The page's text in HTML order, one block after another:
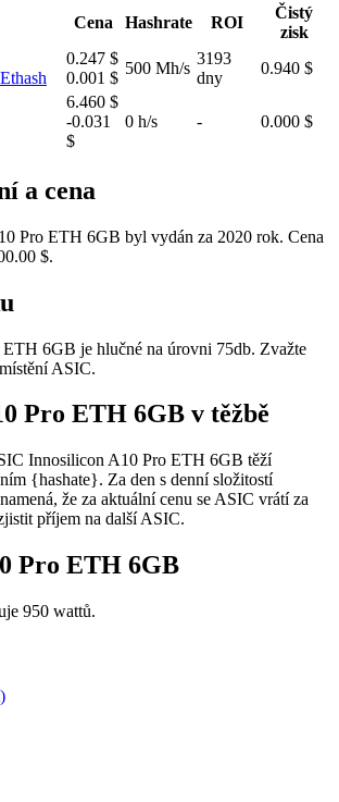
Cena Hashrate ROI
Čistý
zisk
Ethash
0.247 $
0.001 $
500 Mh/s
3193
dny
0.940 $
6.460 $
-0.031
$
0 h/s - 0.000 $
a cena
Pro ETH 6GB byl vydán za 2020 rok. Cena
$.
6GB je hlučné na úrovni 75db. Zvažte
ASIC.
Pro ETH 6GB v těžbě
Innosilicon A10 Pro ETH 6GB těží
{hashate}. Za den s denní složitostí
že za aktuální cenu se ASIC vrátí za
příjem na další ASIC.
Pro ETH 6GB
950 wattů.